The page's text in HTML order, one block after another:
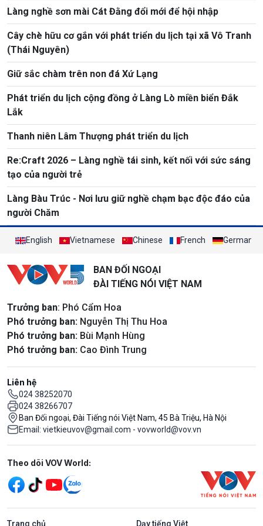
Làng nghề sơn mài Cát Đằng đổi mới để hội nhập
Cây chè hữu cơ gắn với phát triển du lịch tại xã Vô Tranh
(Thái Nguyên)
Giữ sắc chàm trên non đá Xứ Lạng
Phát triển du lịch cộng đồng ở Làng Lò miền biển Đắk
Lắk
Thanh niên Lâm Thượng phát triển du lịch
Re:Craft 2026 – Làng nghề tái sinh, kết nối với sức sáng
tạo của người trẻ
Làng Bàu Trúc - Nơi lưu giữ nghề chạm bạc độc đáo của
người Chăm
English Vietnamese Chinese French German
BAN ĐỐI NGOẠI
ĐÀI TIẾNG NÓI VIỆT NAM
Trưởng ban: Phó Cẩm Hoa
Phó trưởng ban: Nguyễn Thị Thu Hoa
Phó trưởng ban: Bùi Mạnh Hùng
Phó trưởng ban: Cao Đình Trung
Liên hệ
024 38252070
024 38266707
Ban Đối ngoại, Đài Tiếng nói Việt Nam, 45 Bà Triệu, Hà Nội
Email: vietkieuvov@gmail.com - vovworld@vov.vn
Mạng xã hội
Theo dõi VOV World:
Trang chủ Dạy tiếng Việt